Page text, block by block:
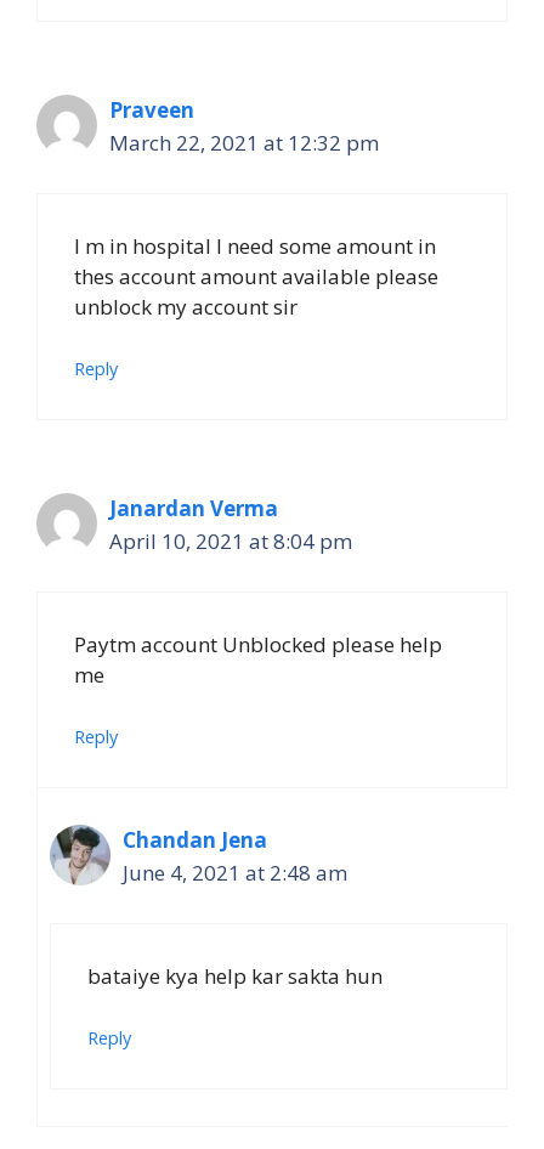
Praveen
March 22, 2021 at 12:32 pm
I m in hospital I need some amount in
thes account amount available please
unblock my account sir
Reply
Janardan Verma
April 10, 2021 at 8:04 pm
Paytm account Unblocked please help
me
Reply
Chandan Jena
June 4, 2021 at 2:48 am
bataiye kya help kar sakta hun
Reply